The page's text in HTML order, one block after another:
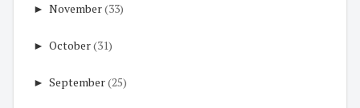
► November(33)
► October(31)
► September(25)